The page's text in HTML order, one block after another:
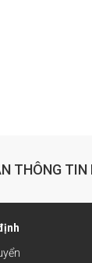
THÔNG TIN